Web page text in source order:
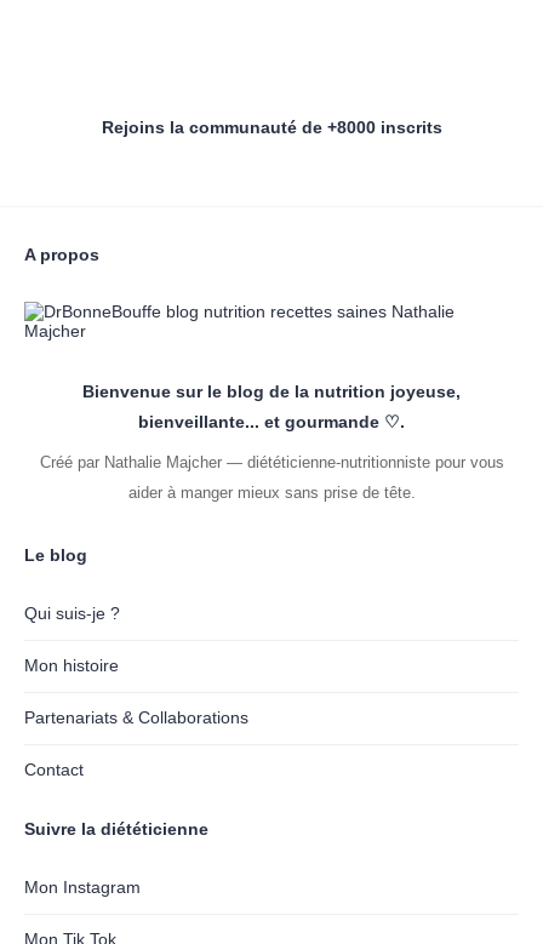
Rejoins la communauté de +8000 inscrits
A propos
Bienvenue sur le blog de la nutrition joyeuse,
bienveillante... et gourmande ♡.
Créé par Nathalie Majcher — diététicienne-nutritionniste pour vous
aider à manger mieux sans prise de tête.
Le blog
Qui suis-je ?
Mon histoire
Partenariats & Collaborations
Contact
Suivre la diététicienne
Mon Instagram
Mon Tik Tok